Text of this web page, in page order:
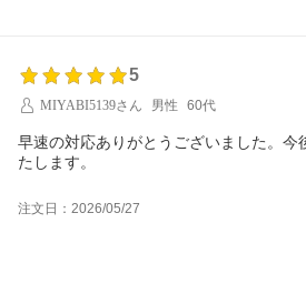
5
MIYABI5139さん
男性 60代
早速の対応ありがとうございました。今
たします。
注文日：2026/05/27